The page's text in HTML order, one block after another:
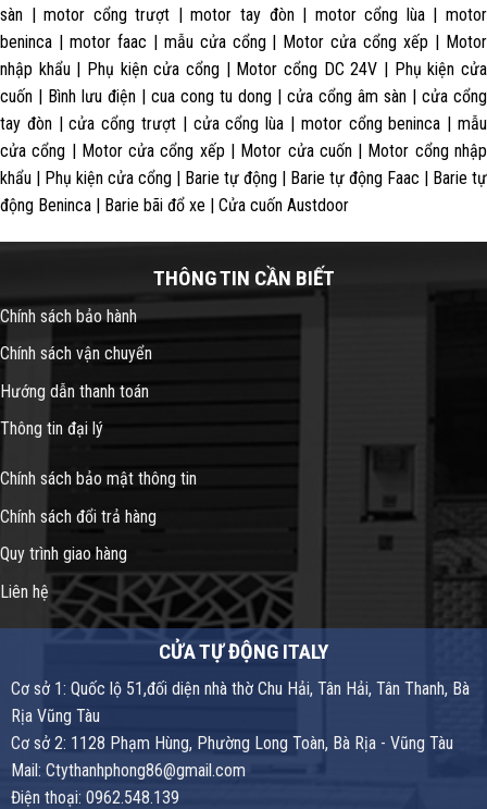
sàn | motor cổng trượt | motor tay đòn | motor cổng lùa | motor
beninca | motor faac | mẫu cửa cổng | Motor cửa cổng xếp | Motor
nhập khẩu | Phụ kiện cửa cổng | Motor cổng DC 24V | Phụ kiện cửa
cuốn | Bình lưu điện | cua cong tu dong | cửa cổng âm sàn | cửa cổng
tay đòn | cửa cổng trượt | cửa cổng lùa | motor cổng beninca | mẫu
cửa cổng | Motor cửa cổng xếp | Motor cửa cuốn | Motor cổng nhập
khẩu | Phụ kiện cửa cổng | Barie tự động | Barie tự động Faac | Barie tự
động Beninca | Barie bãi đổ xe | Cửa cuốn Austdoor
THÔNG TIN CẦN BIẾT
Chính sách bảo hành
Chính sách vận chuyển
Hướng dẫn thanh toán
Thông tin đại lý
Chính sách bảo mật thông tin
Chính sách đổi trả hàng
Quy trình giao hàng
Liên hệ
CỬA TỰ ĐỘNG ITALY
Cơ sở 1: Quốc lộ 51,đối diện nhà thờ Chu Hải, Tân Hải, Tân Thanh, Bà
Rịa Vũng Tàu
Cơ sở 2: 1128 Phạm Hùng, Phường Long Toàn, Bà Rịa - Vũng Tàu
Mail: Ctythanhphong86@gmail.com
Điện thoại: 0962.548.139